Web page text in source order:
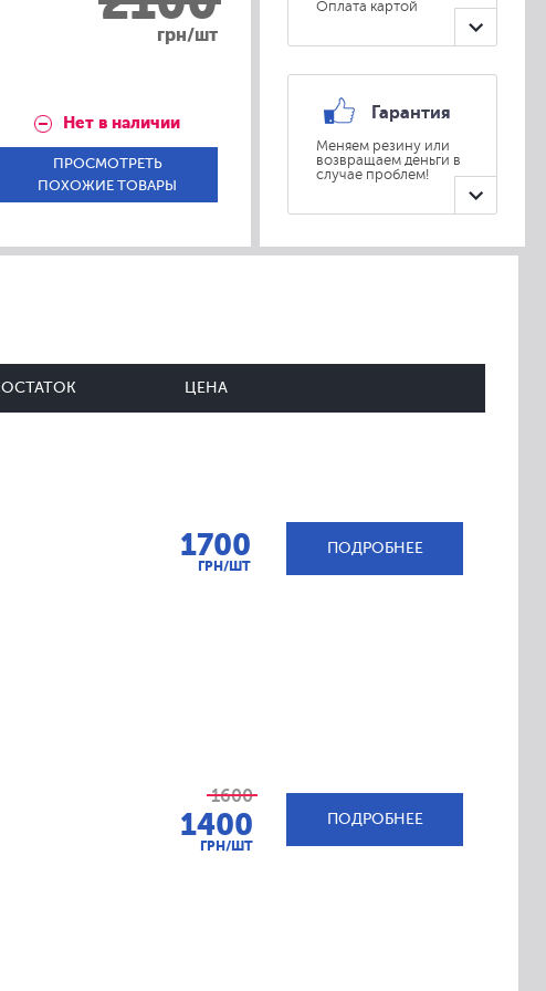
грн/шт
Нет в наличии
ПРОСМОТРЕТЬ
ПОХОЖИЕ ТОВАРЫ
Оплата картой
Гарантия
Меняем резину или
возвращаем деньги в
случае проблем!
ОСТАТОК ЦЕНА
1700
ГРН/ШТ
ПОДРОБНЕЕ
1600
1400
ГРН/ШТ
ПОДРОБНЕЕ